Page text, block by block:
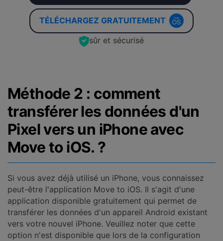
TÉLÉCHARGEZ GRATUITEMENT
sûr et sécurisé
Méthode 2 : comment
transférer les données d'un
Pixel vers un iPhone avec
Move to iOS. ?
Si vous avez déjà utilisé un iPhone, vous connaissez
peut-être l'application Move to iOS. Il s'agit d'une
application disponible gratuitement qui permet de
transférer les données d'un appareil Android existant
vers votre nouvel iPhone. Veuillez noter que cette
option n'est disponible que lors de la configuration